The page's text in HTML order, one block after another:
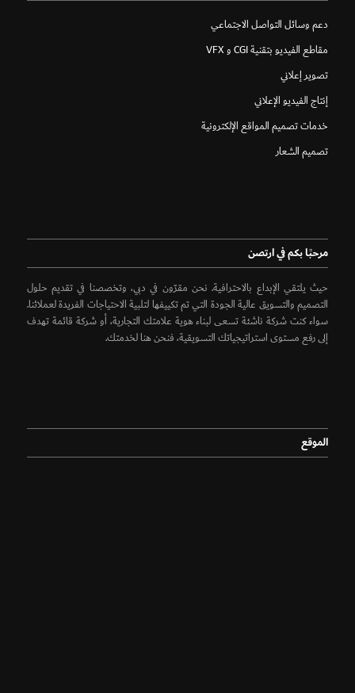
دعم وسائل التواصل الاجتماعي
مقاطع الفيديو بتقنية CGI و VFX
تصوير إعلاني
إنتاج الفيديو الإعلاني
خدمات تصميم المواقع الإلكترونية
تصميم الشعار
مرحبًا بكم في ارتصن
حيث يلتقي الإبداع بالاحترافية. نحن مقرّون في دبي، وتخصصنا في تقديم حلول
التصميم والتسويق عالية الجودة التي تم تكييفها لتلبية الاحتياجات الفريدة لعملائنا.
سواء كنت شركة ناشئة تسعى لبناء هوية علامتك التجارية، أو شركة قائمة تهدف
إلى رفع مستوى استراتيجياتك التسويقية، فنحن هنا لخدمتك.
الموقع